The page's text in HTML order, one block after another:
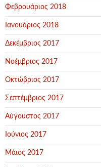
Φεβρουάριος 2018
Ιανουάριος 2018
Δεκέμβριος 2017
Νοέμβριος 2017
Οκτώβριος 2017
Σεπτέμβριος 2017
Αύγουστος 2017
Ιούνιος 2017
Μάιος 2017